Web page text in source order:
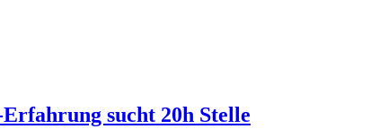
sucht 20h Stelle